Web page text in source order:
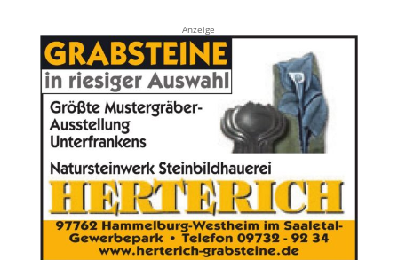
Anzeige